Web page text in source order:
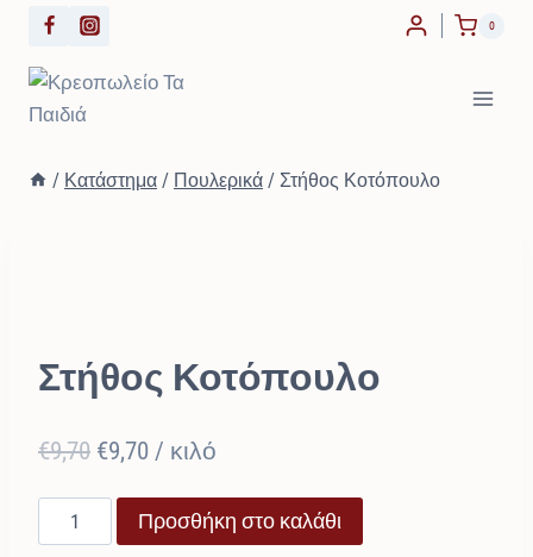
content
0
/ Κατάστημα / Πουλερικά / Στήθος Κοτόπουλο
Στήθος Κοτόπουλο
€9,70 Original
price
was:
€9,70Η
τρέχουσα
τιμή
/ κιλό
Στήθος
Κοτόπουλο
Προσθήκη στο καλάθι